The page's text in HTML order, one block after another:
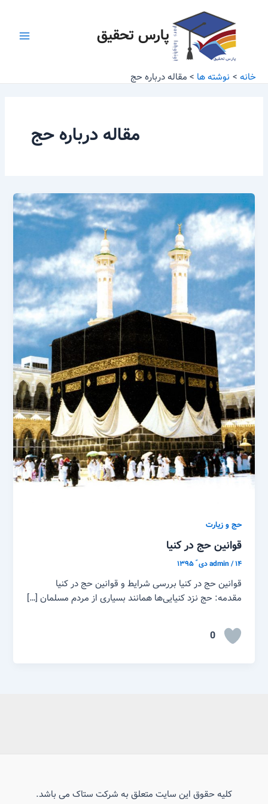
پارس تحقیق
خانه نوشته ها مقاله درباره حج
مقاله درباره حج
حج و زیارت
قوانین حج در کنیا
admin/۱۴ دی ّ ۱۳۹۵
قوانین حج در کنیا بررسی شرایط و قوانین حج در کنیا
مقدمه: حج نزد کنیایی‌ها همانند بسیاری از مردم مسلمان […]
0
کلیه حقوق این سایت متعلق به شرکت ستاک می باشد.